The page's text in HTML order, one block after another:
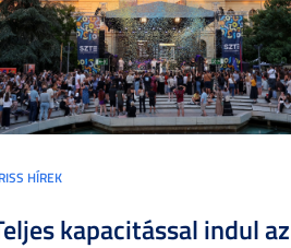
HÍREK
kapacitással indul az